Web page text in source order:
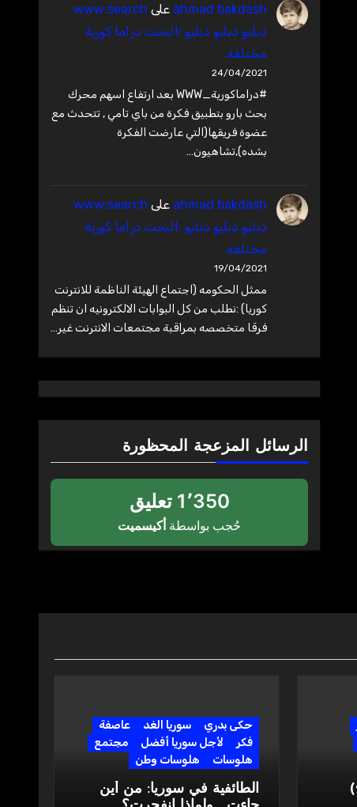
ahmad bakdash على www:search
دبليو دبليو دبليو :البحث دراما كورية
مختلفه.
24/04/2021
#دراماكورية_WWW بعد ارتفاع اسهم محرك
بحث بارو بتطبيق فكرة من باي تامي , تتحدث مع
عضوة فريقها(التي عارضت الفكرة
بشده),تشاهيون…
ahmad bakdash على www:search
دبليو دبليو دبليو :البحث دراما كورية
مختلفه.
19/04/2021
ممثل الحكومه (اجتماع الهيئة الناظمة للانترنت
كوريا) :نطلب من كل البوابات الالكترونيه ان تنظم
فرقا متخصصه بمراقبة مجتمعات الانترنت غير…
الرسائل المزعجة المحظورة
1٬350 تعليق
حُجب بواسطة أكيسميت
كارثة “الثوري الموتور” (2)
حكى بدري سوريا الغد
عاصفة
فكر
لأجل سوريا أفضل
مجتمع
هلوسات
هلوسات وطن
الطائفية في سوريا: من أين